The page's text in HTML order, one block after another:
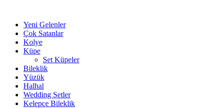
Yeni Gelenler
Çok Satanlar
Kolye
Küpe
Set Küpeler
Bileklik
Yüzük
Halhal
Wedding Setler
Kelepçe Bileklik